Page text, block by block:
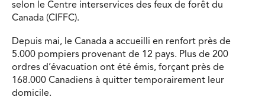
selon le Centre interservices des feux de forêt du
Canada (CIFFC).
Depuis mai, le Canada a accueilli en renfort près de
5.000 pompiers provenant de 12 pays. Plus de 200
ordres d’évacuation ont été émis, forçant près de
168.000 Canadiens à quitter temporairement leur
domicile.